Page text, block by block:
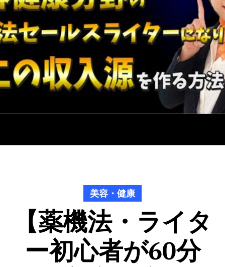
美容・健康
【薬機法・ライタ
ー初心者が60分